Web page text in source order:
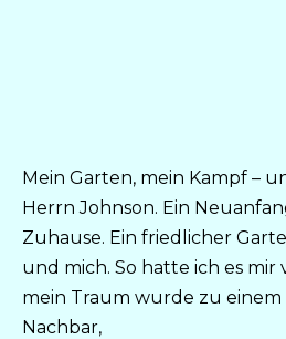
Mein Garten, mein Kampf –
Herrn Johnson. Ein
Zuhause. Ein friedlicher
und mich. So hatte ich es
mein Traum wurde zu einem
Nachbar,